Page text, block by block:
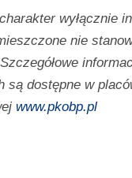
wyłącznie
nie
są dostępne w
www.pkobp.pl